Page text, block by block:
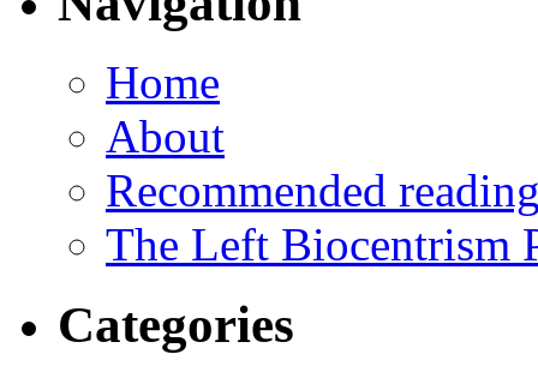
Home
About
Recommended
The Left Biocentrism
Categories